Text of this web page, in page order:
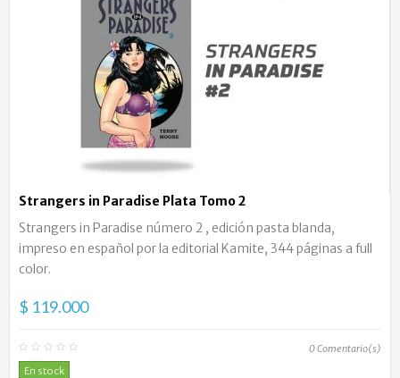
Strangers in Paradise Plata Tomo 2
Strangers in Paradise número 2 , edición pasta blanda,
impreso en español por la editorial Kamite, 344 páginas a full
color.
$ 119.000
0Comentario(s)
En stock